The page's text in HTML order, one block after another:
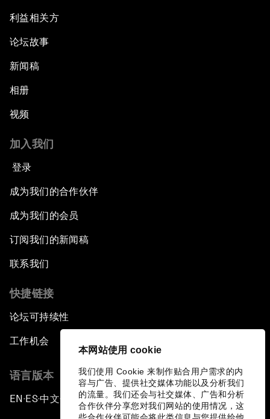
本网站使用 cookie
我们使用 Cookie 来制作贴合用户需求的内
容与广告、提供社交媒体功能以及分析我们
的流量。我们还会与社交媒体、广告和分析
合作伙伴分享您对我们网站的使用情况，这
利益相关方
论坛故事
新闻稿
相册
视频
加入我们
登录
成为我们的合作伙伴
成为我们的会员
订阅我们的新闻稿
联系我们
快捷链接
论坛可持续性
工作机会
语言版本
EN ▪ES▪中文▪ 日本語